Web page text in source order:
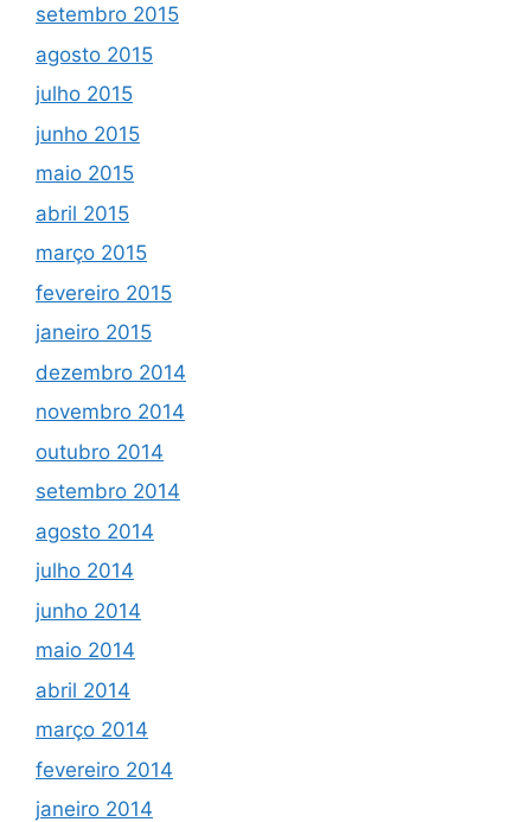
setembro 2015
agosto 2015
julho 2015
junho 2015
maio 2015
abril 2015
março 2015
fevereiro 2015
janeiro 2015
dezembro 2014
novembro 2014
outubro 2014
setembro 2014
agosto 2014
julho 2014
junho 2014
maio 2014
abril 2014
março 2014
fevereiro 2014
janeiro 2014